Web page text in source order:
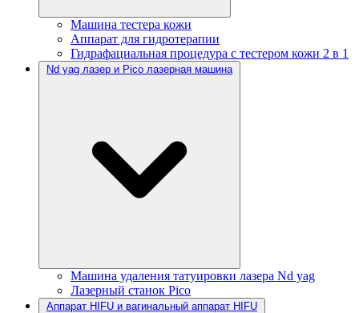
Машина тестера кожи
Аппарат для гидротерапии
Гидрафациальная процедура с тестером кожи 2 в 1
Nd yag лазер и Pico лазерная машина
Машина удаления татуировки лазера Nd yag
Лазерный станок Pico
Аппарат HIFU и вагинальный аппарат HIFU